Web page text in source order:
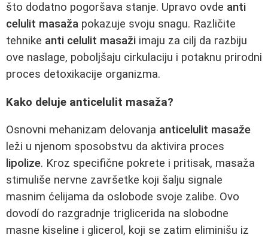
što dodatno pogoršava stanje. Upravo ovde anti
celulit masaža pokazuje svoju snagu. Različite
tehnike anti celulit masaži imaju za cilj da razbiju
ove naslage, poboljšaju cirkulaciju i potaknu prirodni
proces detoxikacije organizma.
Kako deluje anticelulit masaža?
Osnovni mehanizam delovanja anticelulit masaže
leži u njenom sposobstvu da aktivira proces
lipolize. Kroz specifične pokrete i pritisak, masaža
stimuliše nervne završetke koji šalju signale
masnim ćelijama da oslobode svoje zalibe. Ovo
dovodí do razgradnje triglicerida na slobodne
masne kiseline i glicerol, koji se zatim eliminišu iz